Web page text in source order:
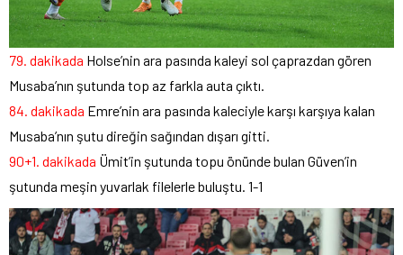
79. dakikada Holse’nin ara pasında kaleyi sol çaprazdan gören
Musaba’nın şutunda top az farkla auta çıktı.
84. dakikada Emre’nin ara pasında kaleciyle karşı karşıya kalan
Musaba’nın şutu direğin sağından dışarı gitti.
90+1. dakikada Ümit’in şutunda topu önünde bulan Güven’in
şutunda meşin yuvarlak filelerle buluştu. 1-1